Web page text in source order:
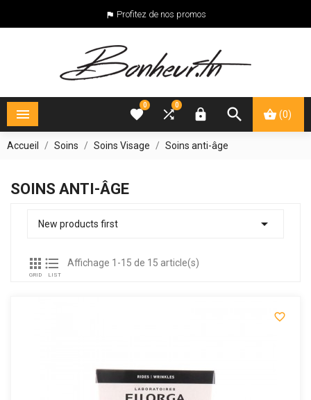
 Profitez de nos promos
 (0)


0

0
Accueil Soins Soins Visage Soins anti-âge
SOINS ANTI-ÂGE
New products first 

GRID

LIST
Affichage 1-15 de 15 article(s)
